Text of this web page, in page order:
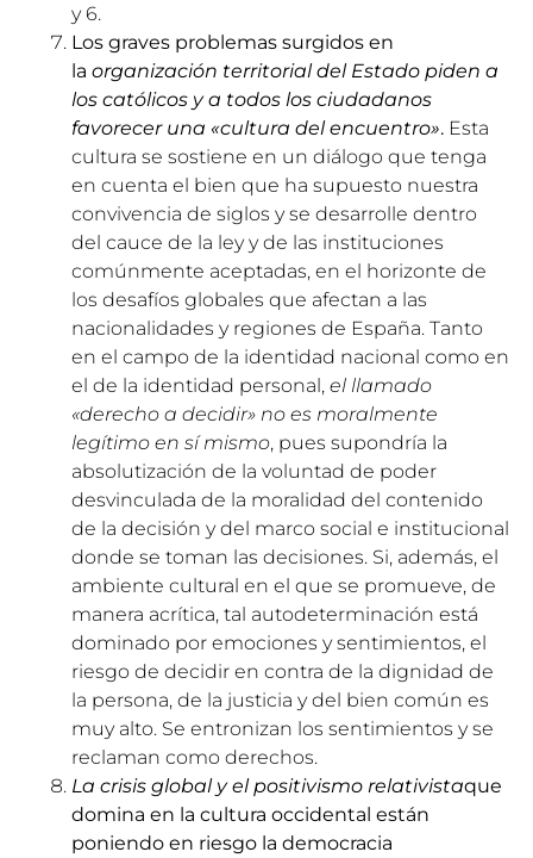
y 6.
Los graves problemas surgidos en
la organización territorial del Estado piden a
los católicos y a todos los ciudadanos
favorecer una «cultura del encuentro». Esta
cultura se sostiene en un diálogo que tenga
en cuenta el bien que ha supuesto nuestra
convivencia de siglos y se desarrolle dentro
del cauce de la ley y de las instituciones
comúnmente aceptadas, en el horizonte de
los desafíos globales que afectan a las
nacionalidades y regiones de España. Tanto
en el campo de la identidad nacional como en
el de la identidad personal, el llamado
«derecho a decidir» no es moralmente
legítimo en sí mismo, pues supondría la
absolutización de la voluntad de poder
desvinculada de la moralidad del contenido
de la decisión y del marco social e institucional
donde se toman las decisiones. Si, además, el
ambiente cultural en el que se promueve, de
manera acrítica, tal autodeterminación está
dominado por emociones y sentimientos, el
riesgo de decidir en contra de la dignidad de
la persona, de la justicia y del bien común es
muy alto. Se entronizan los sentimientos y se
reclaman como derechos.
La crisis global y el positivismo relativistaque
domina en la cultura occidental están
poniendo en riesgo la democracia